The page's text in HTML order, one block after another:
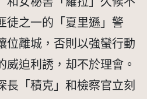
徒之一的「夏里遜」警
位離城，否則以強蠻行動
威迫利誘，却不於理會。
長「積克」和檢察官立刻